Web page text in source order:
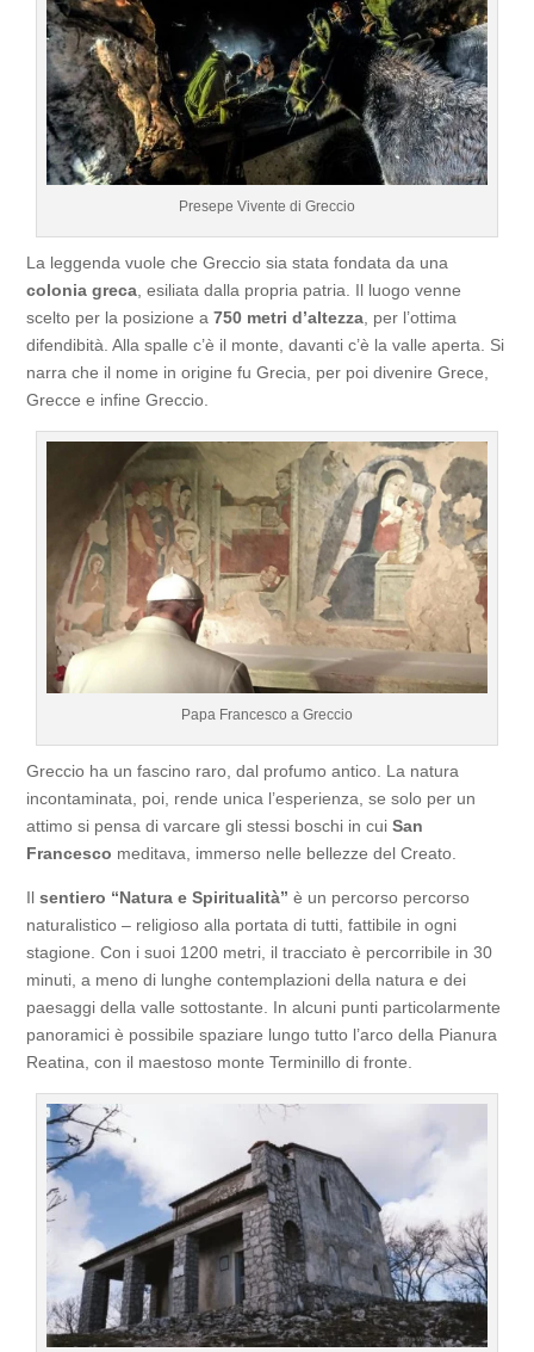
Presepe Vivente di Greccio
La leggenda vuole che Greccio sia stata fondata da una
colonia greca, esiliata dalla propria patria. Il luogo venne
scelto per la posizione a750 metri d’altezza, per l’ottima
difendibità. Alla spalle c’è il monte, davanti c’è la valle aperta. Si
narra che il nome in origine fu Grecia, per poi divenire Grece,
Grecce e infine Greccio.
Papa Francesco a Greccio
Greccio ha un fascino raro, dal profumo antico. La natura
incontaminata, poi, rende unica l’esperienza, se solo per un
attimo si pensa di varcare gli stessi boschi in cuiSan
Francesco meditava, immerso nelle bellezze del Creato.
Ilsentiero “Natura e Spiritualità” è un percorso percorso
naturalistico – religioso alla portata di tutti, fattibile in ogni
stagione. Con i suoi 1200 metri, il tracciato è percorribile in 30
minuti, a meno di lunghe contemplazioni della natura e dei
paesaggi della valle sottostante. In alcuni punti particolarmente
panoramici è possibile spaziare lungo tutto l’arco della Pianura
Reatina, con il maestoso monte Terminillo di fronte.